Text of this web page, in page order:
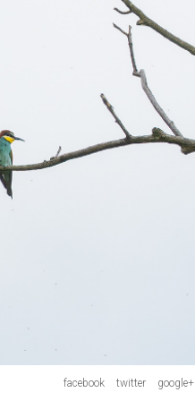
facebook twitter google+